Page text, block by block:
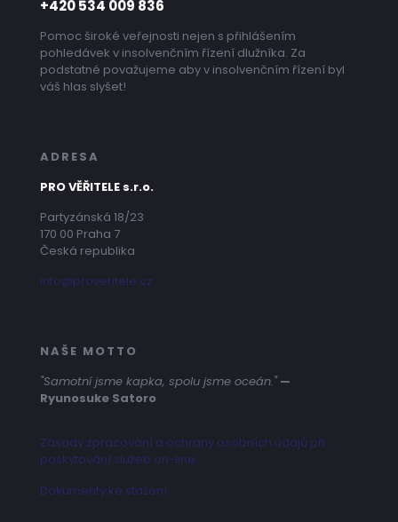
+420 534 009 836
Pomoc široké veřejnosti nejen s přihlášením
pohledávek v insolvenčním řízení dlužníka. Za
podstatné považujeme aby v insolvenčním řízení byl
váš hlas slyšet!
ADRESA
PRO VĚŘITELE s.r.o.
Partyzánská 18/23
170 00 Praha 7
Česká republika
info@proveritele.cz
NAŠE MOTTO
"Samotní jsme kapka, spolu jsme oceán." —
Ryunosuke Satoro
Zásady zpracování a ochrany osobních údajů při
poskytování služeb on-line
Dokumenty ke stažení